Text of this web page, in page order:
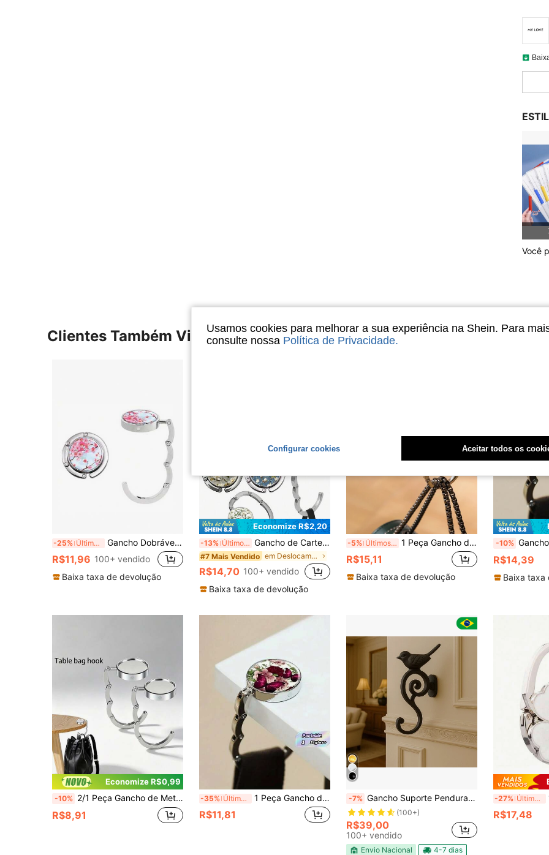
Você
Clientes Também Visitaram
-25% Últimos 2 dias Gancho Dobrável para Bolsa de Estilo da Flor de Cerejeira - Cabide de Mesa Portátil para Carteira para Restaurantes e Bares, Ideia de Presente Única
R$11,96 100+ vendido
Baixa taxa de devolução
Economize R$2,20
-13% Últimos 3 dias Gancho de Carteira de Liga de Zinco Elegante com Design Floral em Aquarela Vibrante - Cabide Dobrável para Bolsa para Mulheres, Folhas e Pétalas Verdes da Moda, Adequado para Organização Doméstica ou de Viagem, Acessórios de Viagem | Design Floral Vibrante | Liga de Zinco Durável, Organizador de Carteira
#7 Mais Vendido em Deslocamento para o trabalho Ganchos e trilhos
R$14,70 100+ vendido
Baixa taxa de devolução
-5% Últimos 3 dias 1 Peça Gancho de bolsa de metal dobrável, design de flor vintage, cabide de mesa de aço inoxidável para bolsa e carteira, gancho de mesa portátil
R$15,11
Baixa taxa de devolução
-10% Gancho Dobrável para Bolsa de Mesa,
R$14,39
Baixa taxa
Economize R$0,99
-10% 2/1 Peça Gancho de Metal Dobrável para Bolsa, Gancho Portátil para Pendurar Bolsa, Suporte Antiderrapante para Bolsa, Gancho de Bolsa Dobrável Resistente, Adequado para Restaurante, Café, Escritório, Viagem, Acessório Portátil Dobrável para Armazenamento de Bolsa
R$8,91
-35% Últimos 2 dias 1 Peça Gancho de Mesa de Metal com Padrão Exquisito de Rosa e Borboleta, Suporte Elegante para Bolsa, Dobrável, Portátil, Acessório Decorativo para Bolsa, Presente
R$11,81
-7% Gancho Suporte Pendurador Porta Bolsa Casaco Chápeu Boné Toalha Jaqueta Cabide Vintage Decoração p/ Lar
(100+)
R$39,00
100+ vendido
Envio Nacional 4-7 dias
-27% Últimos 2 dias 1
R$17,48
Usamos cookies para melhorar a sua experiência na Shein. Para
consulte nossa Política de Privacidade.
Configurar cookies Aceitar todos os